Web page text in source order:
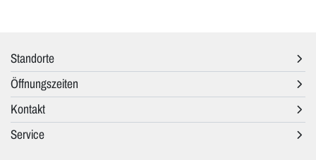
Standorte
Öffnungszeiten
Kontakt
Service